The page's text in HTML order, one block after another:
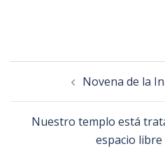
Novena de la
Nuestro templo está
espacio libre